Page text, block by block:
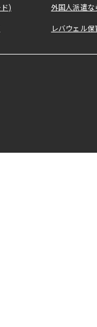
) 外国人派遣な
レバウェル